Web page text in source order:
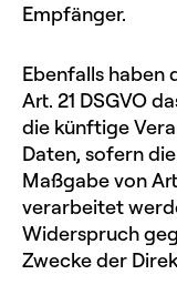
Empfänger.
Ebenfalls haben
Art. 21 DSGVO
die künftige
Daten, sofern
Maßgabe von
verarbeitet
Widerspruch
Zwecke der